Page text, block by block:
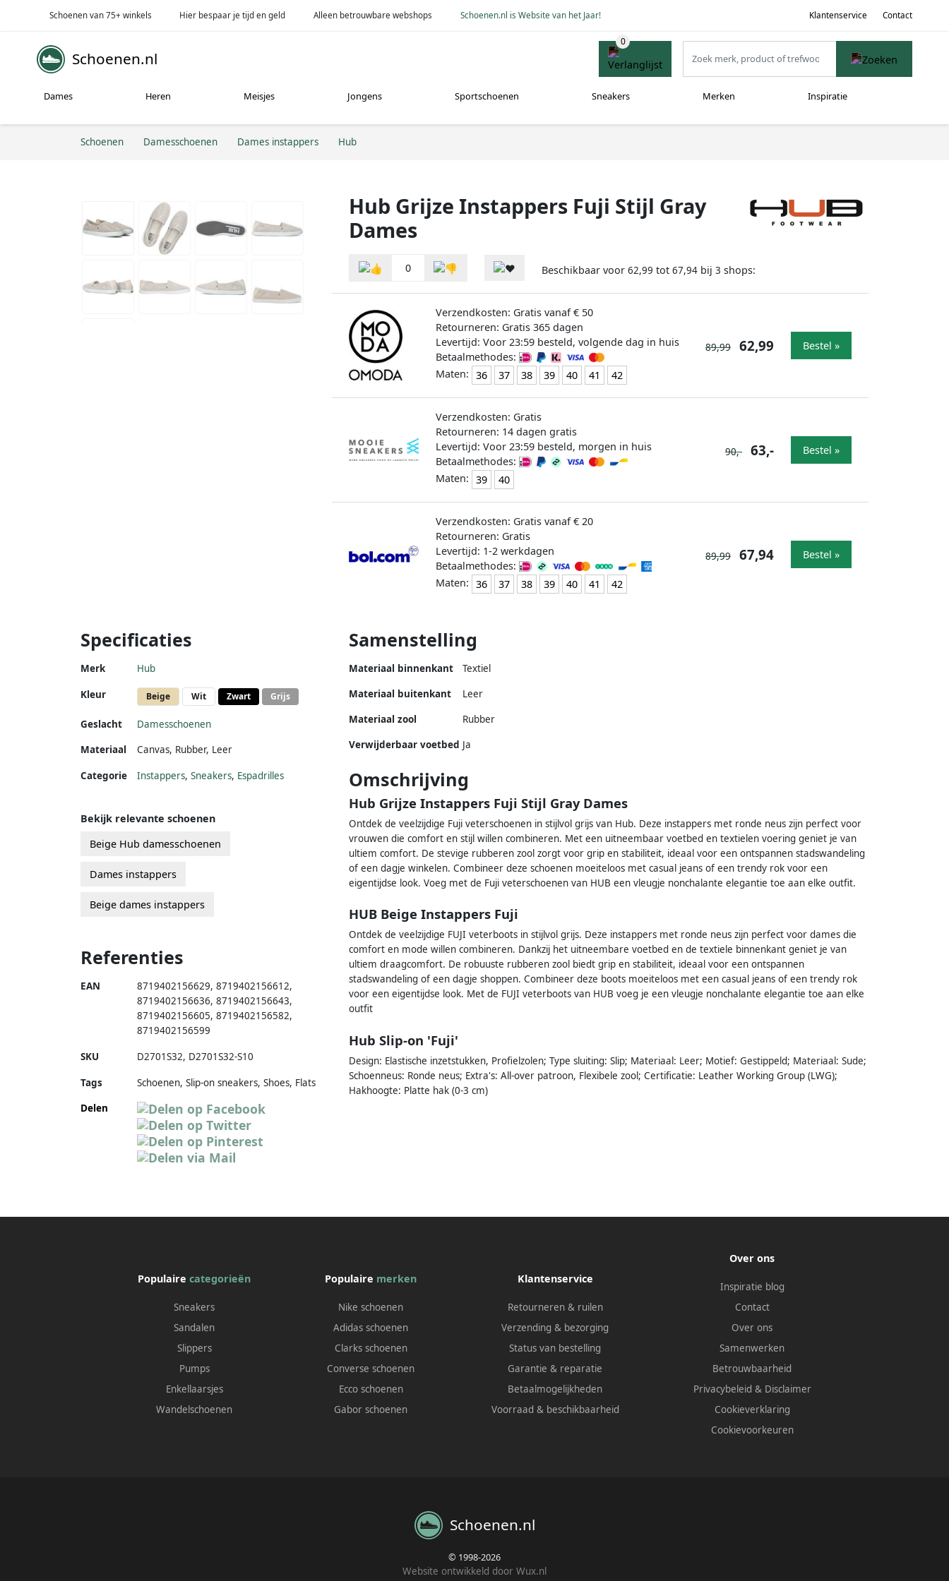
Schoenen van 75+ winkels Hier bespaar je tijd en geld Alleen betrouwbare webshops Schoenen.nl is Website van het Jaar! Klantenservice Contact
Schoenen.nl
Dames Heren Meisjes Jongens Sportschoenen Sneakers Merken Inspiratie
Schoenen Damesschoenen Dames instappers Hub
Hub Grijze Instappers Fuji Stijl Gray
Dames
0 Beschikbaar voor 62,99 tot 67,94 bij 3 shops:
Verzendkosten: Gratis vanaf € 50
Retourneren: Gratis 365 dagen
Levertijd: Voor 23:59 besteld, volgende dag in huis
Betaalmethodes:
Maten: 36 37 38 39 40 41 42
89,99 62,99 Bestel »
Verzendkosten: Gratis
Retourneren: 14 dagen gratis
Levertijd: Voor 23:59 besteld, morgen in huis
Betaalmethodes:
Maten: 39 40
90,- 63,- Bestel »
Verzendkosten: Gratis vanaf € 20
Retourneren: Gratis
Levertijd: 1-2 werkdagen
Betaalmethodes:
Maten: 36 37 38 39 40 41 42
89,99 67,94 Bestel »
Specificaties
Merk Hub
Kleur Beige Wit Zwart Grijs
Geslacht
Damesschoenen
Materiaal
Canvas, Rubber, Leer
Categorie Instappers, Sneakers, Espadrilles
Samenstelling
Materiaal binnenkant
Textiel
Materiaal buitenkant
Leer
Materiaal zool
Rubber
Verwijderbaar voetbed Ja
Omschrijving
Hub Grijze Instappers Fuji Stijl Gray Dames
Ontdek de veelzijdige Fuji veterschoenen in stijlvol grijs van Hub. Deze instappers met ronde neus zijn perfect voor
vrouwen die comfort en stijl willen combineren. Met een uitneembaar voetbed en textielen voering geniet je van
ultiem comfort. De stevige rubberen zool zorgt voor grip en stabiliteit, ideaal voor een ontspannen stadswandeling
of een dagje winkelen. Combineer deze schoenen moeiteloos met casual jeans of een trendy rok voor een
eigentijdse look. Voeg met de Fuji veterschoenen van HUB een vleugje nonchalante elegantie toe aan elke outfit.
HUB Beige Instappers Fuji
Ontdek de veelzijdige FUJI veterboots in stijlvol grijs. Deze instappers met ronde neus zijn perfect voor dames die
comfort en mode willen combineren. Dankzij het uitneembare voetbed en de textiele binnenkant geniet je van
ultiem draagcomfort. De robuuste rubberen zool biedt grip en stabiliteit, ideaal voor een ontspannen
stadswandeling of een dagje shoppen. Combineer deze boots moeiteloos met een casual jeans of een trendy rok
voor een eigentijdse look. Met de FUJI veterboots van HUB voeg je een vleugje nonchalante elegantie toe aan elke
outfit
Hub Slip-on 'Fuji'
Design: Elastische inzetstukken, Profielzolen; Type sluiting: Slip; Materiaal: Leer; Motief: Gestippeld; Materiaal: Sude;
Schoenneus: Ronde neus; Extra's: All-over patroon, Flexibele zool; Certificatie: Leather Working Group (LWG);
Hakhoogte: Platte hak (0-3 cm)
Bekijk relevante schoenen
Beige Hub damesschoenen
Dames instappers
Beige dames instappers
Referenties
EAN 8719402156629, 8719402156612,
8719402156636, 8719402156643,
8719402156605, 8719402156582,
8719402156599
SKU D2701S32, D2701S32-S10
Tags
Schoenen, Slip-on sneakers, Shoes, Flats
Delen
Populairecategorieën
Sneakers
Sandalen
Slippers
Pumps
Enkellaarsjes
Wandelschoenen
Populaire merken
Nike schoenen
Adidas schoenen
Clarks schoenen
Converse schoenen
Ecco schoenen
Gabor schoenen
Klantenservice
Retourneren & ruilen
Verzending & bezorging
Status van bestelling
Garantie & reparatie
Betaalmogelijkheden
Voorraad & beschikbaarheid
Over ons
Inspiratie blog
Contact
Over ons
Samenwerken
Betrouwbaarheid
Privacybeleid & Disclaimer
Cookieverklaring
Cookievoorkeuren
Schoenen.nl
© 1998-2026
Website ontwikkeld door Wux.nl